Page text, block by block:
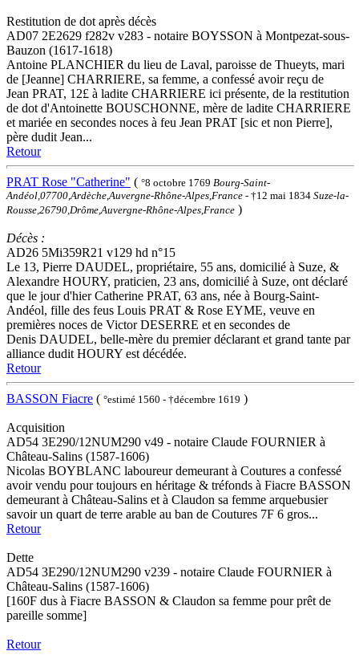
Restitution de dot après décès
AD07 2E2629 f282v v283 - notaire BOYSSON à Montpezat-sous-
Bauzon (1617-1618)
Antoine PLANCHIER du lieu de Laval, paroisse de Thueyts, mari
de [Jeanne] CHARRIERE, sa femme, a confessé avoir reçu de
Jean PRAT, 12£ à ladite CHARRIERE ici présente, de la restitution
de dot d'Antoinette BOUSCHONNE, mère de ladite CHARRIERE
et mariée en secondes noces à feu Jean PRAT [sic et non Pierre],
père dudit Jean...
Retour
PRAT Rose "Catherine" ( °8 octobre 1769 Bourg-Saint-
Andéol,07700,Ardèche,Auvergne-Rhône-Alpes,France - †12 mai 1834 Suze-la-
Rousse,26790,Drôme,Auvergne-Rhône-Alpes,France )
Décès :
AD26 5Mi359R21 v129 hd n°15
Le 13, Pierre DAUDEL, propriétaire, 55 ans, domicilié à Suze, &
Alexandre HOURY, praticien, 23 ans, domicilié à Suze, ont déclaré
que le jour d'hier Catherine PRAT, 63 ans, née à Bourg-Saint-
Andéol, fille des feus Louis PRAT & Rose EYME, veuve en
premières noces de Victor DESERRE et en secondes de
Denis DAUDEL, belle-mère du premier déclarant et grand tante par
alliance dudit HOURY est décédée.
Retour
BASSON Fiacre ( °estimé 1560 - †décembre 1619 )
Acquisition
AD54 3E290/12NUM290 v49 - notaire Claude FOURNIER à
Château-Salins (1587-1606)
Nicolas BOYBLANC laboureur demeurant à Coutures a confessé
avoir vendu pour toujours en héritage & tréfonds à Fiacre BASSON
demeurant à Château-Salins et à Claudon sa femme arquebusier
savoir un quart de terre arable au ban de Coutures 7F 6 gros...
Retour
Dette
AD54 3E290/12NUM290 v239 - notaire Claude FOURNIER à
Château-Salins (1587-1606)
[160F dus à Fiacre BASSON & Claudon sa femme pour prêt de
pareille somme]
Retour